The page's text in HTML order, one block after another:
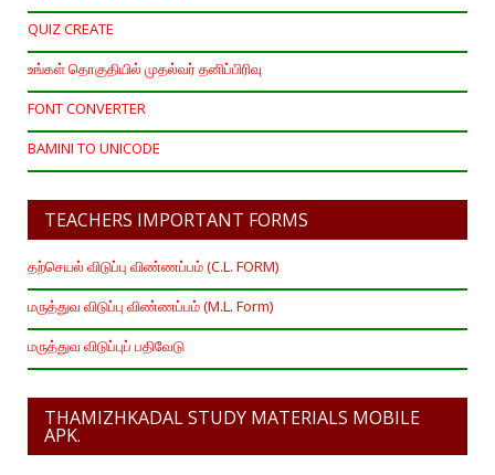
QUIZ CREATE
உங்கள் தொகுதியில் முதல்வர் தனிப்பிரிவு
FONT CONVERTER
BAMINI TO UNICODE
TEACHERS IMPORTANT FORMS
தற்செயல் விடுப்பு விண்ணப்பம் (C.L. FORM)
மருத்துவ விடுப்பு விண்ணப்பம் (M.L. Form)
மருத்துவ விடுப்புப் பதிவேடு
THAMIZHKADAL STUDY MATERIALS MOBILE
APK.